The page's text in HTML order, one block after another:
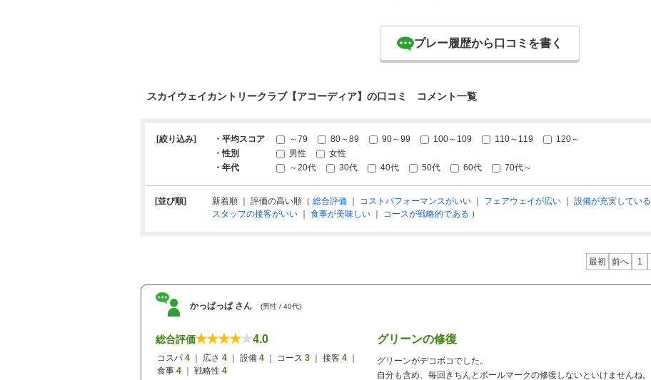
プレー履歴から口コミを書く
スカイウェイカントリークラブ【アコーディア】の口コミ コメント一覧
[絞り込み] ・平均スコア ～79 80～89 90～99 100～109 110～119
120～
・性別
男性
女性
・年代
～20代 30代 40代 50代 60代 70代～
[並び順] 新着順 ｜ 評価の高い順（ 総合評価 コストパフォーマンスがいい フェアウェイが広い 設備が充実している
スタッフの接客がいい
食事が美味しい コースが戦略的である ）
最初 前へ 1
かっぱっぱ さん (男性 / 40代)
総合評価 4.0
コスパ 4 ｜ 広さ 4 ｜ 設備 4 ｜ コース 3 ｜ 接客 4
食事 4 ｜ 戦略性 4
グリーンの修復
グリーンがデコボコでした。
自分も含め、毎回きちんとボールマークの修復しないといけませんね。